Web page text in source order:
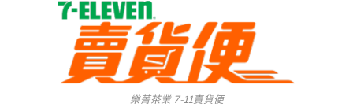
樂菁茶業 7-11賣貨便